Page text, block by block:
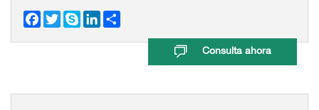
Facebook
TwitterSkypeLinkedIn
Consulta ahora